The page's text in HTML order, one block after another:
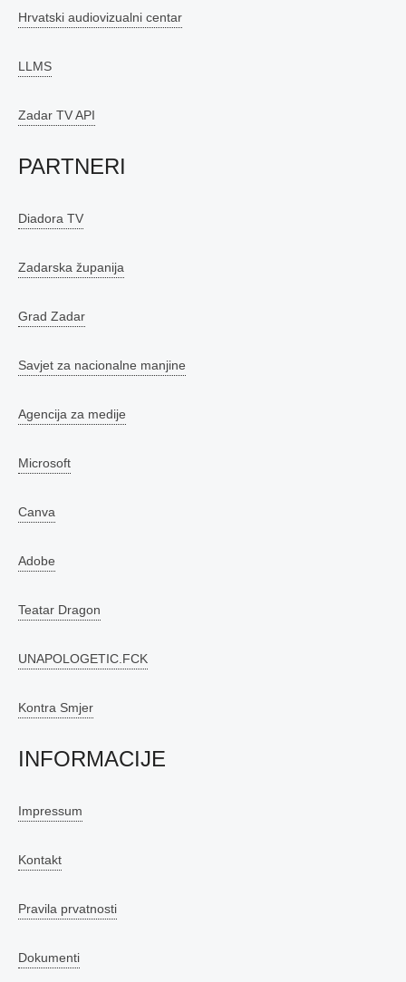
Hrvatski audiovizualni centar
LLMS
Zadar TV API
PARTNERI
Diadora TV
Zadarska županija
Grad Zadar
Savjet za nacionalne manjine
Agencija za medije
Microsoft
Canva
Adobe
Teatar Dragon
UNAPOLOGETIC.FCK
Kontra Smjer
INFORMACIJE
Impressum
Kontakt
Pravila prvatnosti
Dokumenti